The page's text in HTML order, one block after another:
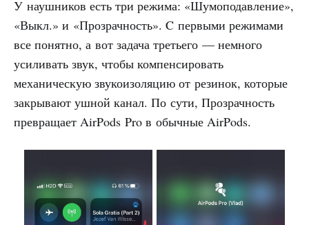
У наушников есть три режима: «Шумоподавление»,
«Выкл.» и «Прозрачность». C первыми режимами
все понятно, а вот задача третьего — немного
усиливать звук, чтобы компенсировать
механическую звукоизоляцию от резинок, которые
закрывают ушной канал. По сути, Прозрачность
превращает AirPods Pro в обычные AirPods.